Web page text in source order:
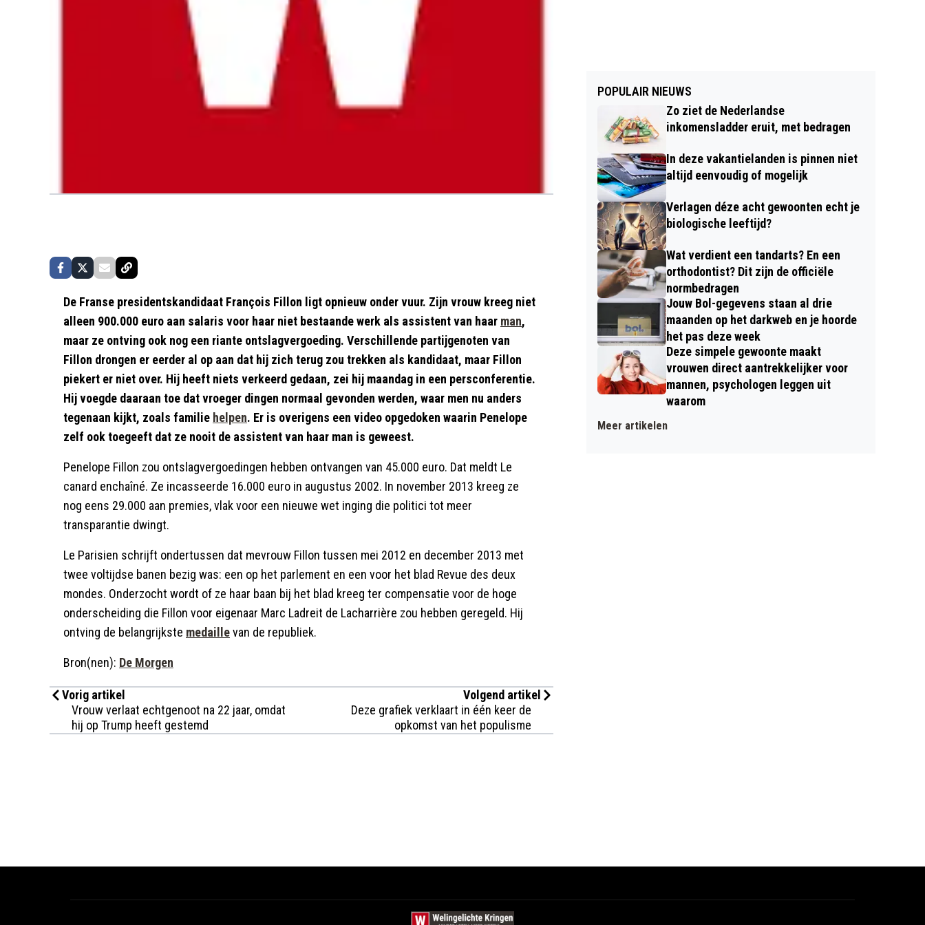
De Franse presidentskandidaat François Fillon ligt opnieuw onder vuur. Zijn vrouw kreeg niet
alleen 900.000 euro aan salaris voor haar niet bestaande werk als assistent van haar man,
maar ze ontving ook nog een riante ontslagvergoeding. Verschillende partijgenoten van
Fillon drongen er eerder al op aan dat hij zich terug zou trekken als kandidaat, maar Fillon
piekert er niet over. Hij heeft niets verkeerd gedaan, zei hij maandag in een persconferentie.
Hij voegde daaraan toe dat vroeger dingen normaal gevonden werden, waar men nu anders
tegenaan kijkt, zoals familie helpen. Er is overigens een video opgedoken waarin Penelope
zelf ook toegeeft dat ze nooit de assistent van haar man is geweest.
Penelope Fillon zou ontslagvergoedingen hebben ontvangen van 45.000 euro. Dat meldt Le
canard enchaîné. Ze incasseerde 16.000 euro in augustus 2002. In november 2013 kreeg ze
nog eens 29.000 aan premies, vlak voor een nieuwe wet inging die politici tot meer
transparantie dwingt.
Le Parisien schrijft ondertussen dat mevrouw Fillon tussen mei 2012 en december 2013 met
twee voltijdse banen bezig was: een op het parlement en een voor het blad Revue des deux
mondes. Onderzocht wordt of ze haar baan bij het blad kreeg ter compensatie voor de hoge
onderscheiding die Fillon voor eigenaar Marc Ladreit de Lacharrière zou hebben geregeld. Hij
ontving de belangrijkste medaillevan de republiek.
Bron(nen): De Morgen
Vorig artikel
Vrouw verlaat echtgenoot na 22 jaar, omdat
hij op Trump heeft gestemd
Volgend artikel
Deze grafiek verklaart in één keer de
opkomst van het populisme
POPULAIR NIEUWS
Zo ziet de Nederlandse
inkomensladder eruit, met bedragen
In deze vakantielanden is pinnen niet
altijd eenvoudig of mogelijk
Verlagen déze acht gewoonten echt je
biologische leeftijd?
Wat verdient een tandarts? En een
orthodontist? Dit zijn de officiële
normbedragen
Jouw Bol-gegevens staan al drie
maanden op het darkweb en je hoorde
het pas deze week
Deze simpele gewoonte maakt
vrouwen direct aantrekkelijker voor
mannen, psychologen leggen uit
waarom
Meer artikelen